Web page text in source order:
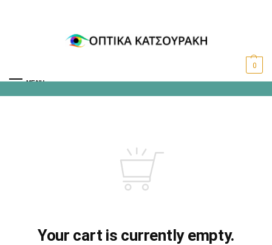
MENU
0
Your cart is currently empty.